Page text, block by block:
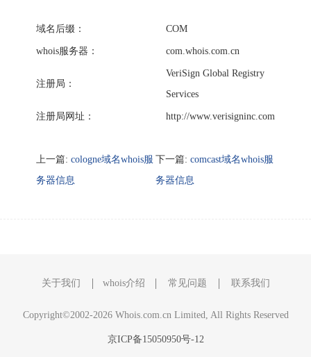
域名后缀： COM
whois服务器： com.whois.com.cn
注册局：
VeriSign Global Registry
Services
注册局网址： http://www.verisigninc.com
上一篇: cologne域名whois服
务器信息
下一篇: comcast域名whois服
务器信息
关于我们 whois介绍 常见问题 联系我们
Copyright©2002-2026 Whois.com.cn Limited, All Rights Reserved
京ICP备15050950号-12